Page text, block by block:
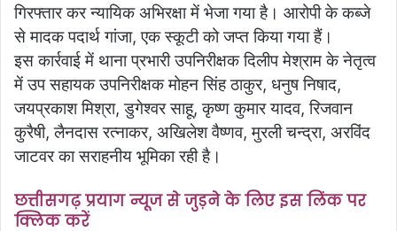
गिरफ्तार कर न्यायिक अभिरक्षा में भेजा गया है। आरोपी के कब्जे
से मादक पदार्थ गांजा, एक स्कूटी को जप्त किया गया हैं।
इस कार्रवाई में थाना प्रभारी उपनिरीक्षक दिलीप मेश्राम के नेतृत्व
में उप सहायक उपनिरीक्षक मोहन सिंह ठाकुर, धनुष निषाद,
जयप्रकाश मिश्रा, डुगेश्वर साहू, कृष्ण कुमार यादव, रिजवान
कुरैषी, लैनदास रत्नाकर, अखिलेश वैष्णव, मुरली चन्द्रा, अरविंद
जाटवर का सराहनीय भूमिका रही है।
छत्तीसगढ़ प्रयाग न्यूज से जुड़ने के लिए इस लिंक पर
क्लिक करें